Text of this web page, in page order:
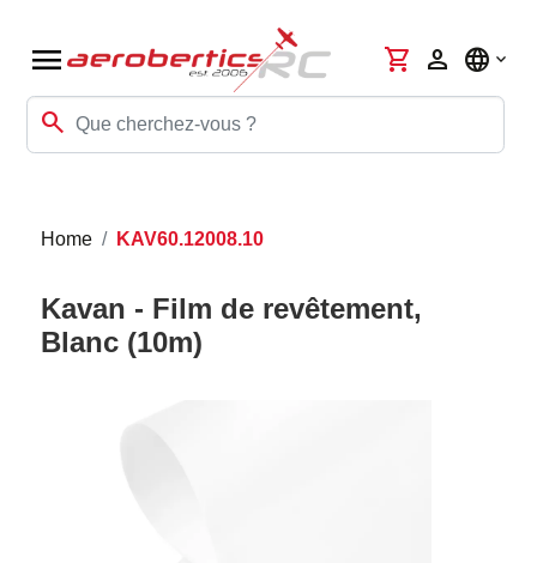
menu
search
shopping_cart person language
Home KAV60.12008.10
Kavan - Film de revêtement,
Blanc (10m)